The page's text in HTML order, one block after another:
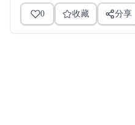
0 收藏 分享